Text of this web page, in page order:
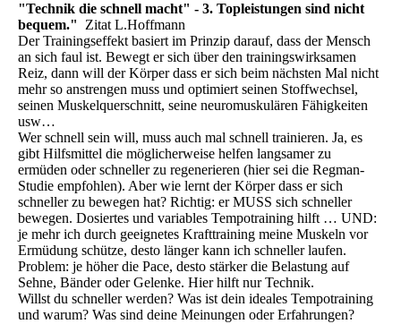
"Technik die schnell macht" - 3. Topleistungen sind nicht
bequem."
Zitat L.Hoffmann
Der Trainingseffekt basiert im Prinzip darauf, dass der Mensch
an sich faul ist. Bewegt er sich über den trainingswirksamen
Reiz, dann will der Körper dass er sich beim nächsten Mal nicht
mehr so anstrengen muss und optimiert seinen Stoffwechsel,
seinen Muskelquerschnitt, seine neuromuskulären Fähigkeiten
usw…
Wer schnell sein will, muss auch mal schnell trainieren. Ja, es
gibt Hilfsmittel die möglicherweise helfen langsamer zu
ermüden oder schneller zu regenerieren (hier sei die Regman-
Studie empfohlen). Aber wie lernt der Körper dass er sich
schneller zu bewegen hat? Richtig: er MUSS sich schneller
bewegen. Dosiertes und variables Tempotraining hilft … UND:
je mehr ich durch geeignetes Krafttraining meine Muskeln vor
Ermüdung schütze, desto länger kann ich schneller laufen.
Problem: je höher die Pace, desto stärker die Belastung auf
Sehne, Bänder oder Gelenke. Hier hilft nur Technik.
Willst du schneller werden? Was ist dein ideales Tempotraining
und warum? Was sind deine Meinungen oder Erfahrungen?